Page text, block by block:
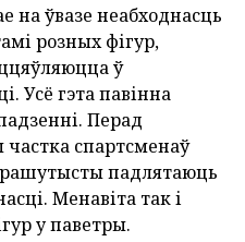
на ўвазе неабходнасць
розных фігур,
ў
Усё гэта павінна
Перад
спартсменаў
падлятаюць
Менавіта так і
у паветры.